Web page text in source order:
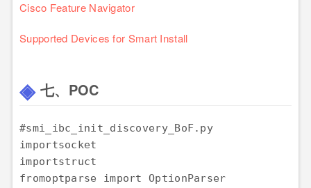
Cisco Feature Navigator
Supported Devices for Smart Install
七、POC
#smi_ibc_init_discovery_BoF.py
importsocket
importstruct